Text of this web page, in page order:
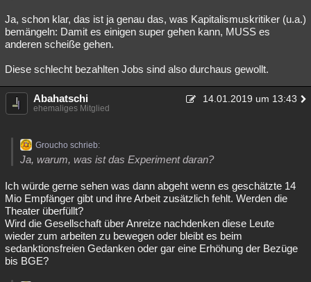
Ja, schon klar, das ist ja genau das, was Kapitalismuskritiker (u.a.)
bemängeln: Damit es einigen super gehen kann, MUSS es
anderen scheiße gehen.
Diese schlecht bezahlten Jobs sind also durchaus gewollt.
Abahatschi 14.01.2019 um 13:43
ehemaliges Mitglied
Groucho schrieb:
Ja, warum, was ist das Experiment daran?
Ich würde gerne sehen was dann abgeht wenn es geschätzte 14
Mio Empfänger gibt und ihre Arbeit zusätzlich fehlt. Werden die
Theater überfüllt?
Wird die Gesellschaft über Anreize nachdenken diese Leute
wieder zum arbeiten zu bewegen oder bleibt es beim
sedanktionsfreien Gedanken oder gar eine Erhöhung der Bezüge
bis BGE?